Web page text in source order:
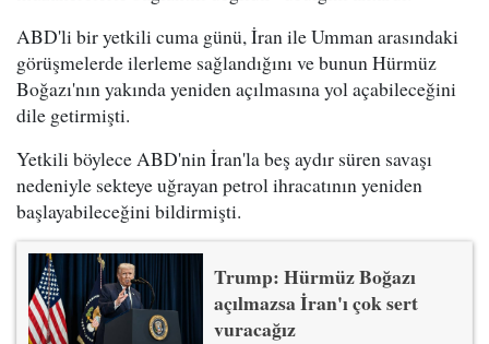
ABD'li bir yetkili cuma günü, İran ile Umman arasındaki
görüşmelerde ilerleme sağlandığını ve bunun Hürmüz
Boğazı'nın yakında yeniden açılmasına yol açabileceğini
dile getirmişti.
Yetkili böylece ABD'nin İran'la beş aydır süren savaşı
nedeniyle sekteye uğrayan petrol ihracatının yeniden
başlayabileceğini bildirmişti.
Trump: Hürmüz Boğazı
açılmazsa İran'ı çok sert
vuracağız